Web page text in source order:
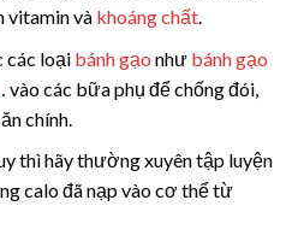
vitamin và khoáng chất.
các loại bánh gạo như bánh gạo
vào các bữa phụ để chống đói,
chính.
thì hãy thường xuyên tập luyện
calo đã nạp vào cơ thể từ